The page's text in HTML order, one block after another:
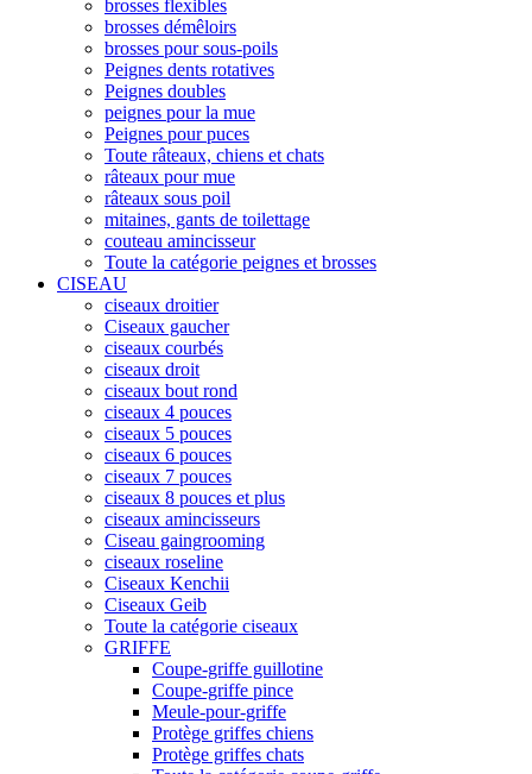
brosses flexibles
brosses démêloirs
brosses pour sous-poils
Peignes dents rotatives
Peignes doubles
peignes pour la mue
Peignes pour puces
Toute râteaux, chiens et chats
râteaux pour mue
râteaux sous poil
mitaines, gants de toilettage
couteau amincisseur
Toute la catégorie peignes et brosses
CISEAU
ciseaux droitier
Ciseaux gaucher
ciseaux courbés
ciseaux droit
ciseaux bout rond
ciseaux 4 pouces
ciseaux 5 pouces
ciseaux 6 pouces
ciseaux 7 pouces
ciseaux 8 pouces et plus
ciseaux amincisseurs
Ciseau gaingrooming
ciseaux roseline
Ciseaux Kenchii
Ciseaux Geib
Toute la catégorie ciseaux
GRIFFE
Coupe-griffe guillotine
Coupe-griffe pince
Meule-pour-griffe
Protège griffes chiens
Protège griffes chats